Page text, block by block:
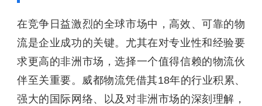
在竞争日益激烈的全球市场中，高效、可靠的物
流是企业成功的关键。尤其在对专业性和经验要
求更高的非洲市场，选择一个值得信赖的物流伙
伴至关重要。威都物流凭借其18年的行业积累、
强大的国际网络、以及对非洲市场的深刻理解，